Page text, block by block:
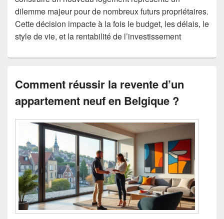
dilemme majeur pour de nombreux futurs propriétaires.
Cette décision impacte à la fois le budget, les délais, le
style de vie, et la rentabilité de l’investissement
Comment réussir la revente d’un
appartement neuf en Belgique ?